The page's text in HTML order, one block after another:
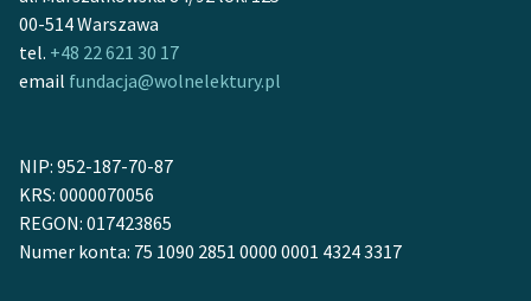
00-514 Warszawa
tel. +48 22 621 30 17
email fundacja@wolnelektury.pl
NIP: 952-187-70-87
KRS: 0000070056
REGON: 017423865
Numer konta: 75 1090 2851 0000 0001 4324 3317